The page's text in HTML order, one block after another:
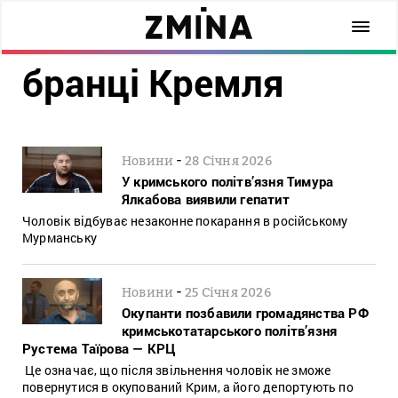
бранці Кремля
Новини -28 Січня 2026
У кримського політв’язня Тимура
Ялкабова виявили гепатит
Чоловік відбуває незаконне покарання в російському
Мурманську
Новини -25 Січня 2026
Окупанти позбавили громадянства РФ
кримськотатарського політв’язня
Рустема Таїрова — КРЦ
Це означає, що після звільнення чоловік не зможе
повернутися в окупований Крим, а його депортують по